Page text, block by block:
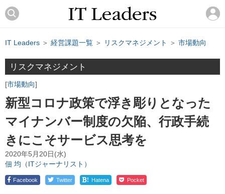
IT Leaders ＞ 経営課題一覧 ＞ リスクマネジメント ＞ 市場動向
リスクマネジメント
市場動向
新型コロナ政策で浮き彫りとなった
マイナンバー制度の欠陥、行政手続
きにこそサービス思考を
2020年5月20日(水)
佃 均（ITジャーナリスト）
Facebook Twitter ! Hatena Pocket